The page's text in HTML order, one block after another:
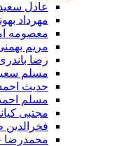
عادل
مهرداد
معصومه
مریم
رضا
مسلم
حدیث
مسلم
مجتبی
فخرالدین
محمدرضا